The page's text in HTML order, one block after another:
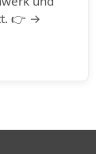
👉 →